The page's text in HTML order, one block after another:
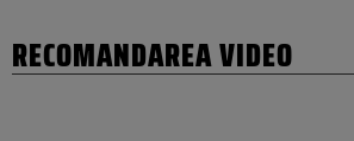
RECOMANDAREA VIDEO